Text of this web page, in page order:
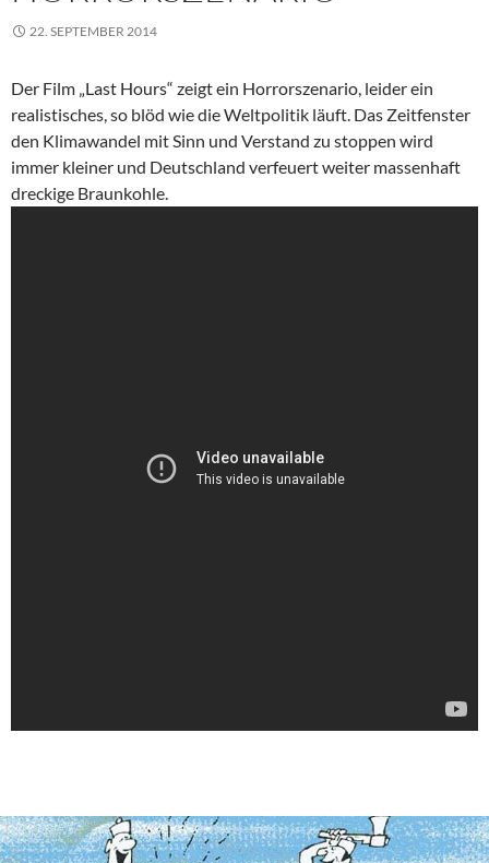
22. SEPTEMBER 2014
Der Film „Last Hours“ zeigt ein Horrorszenario, leider ein
realistisches, so blöd wie die Weltpolitik läuft. Das Zeitfenster
den Klimawandel mit Sinn und Verstand zu stoppen wird
immer kleiner und Deutschland verfeuert weiter massenhaft
dreckige Braunkohle.